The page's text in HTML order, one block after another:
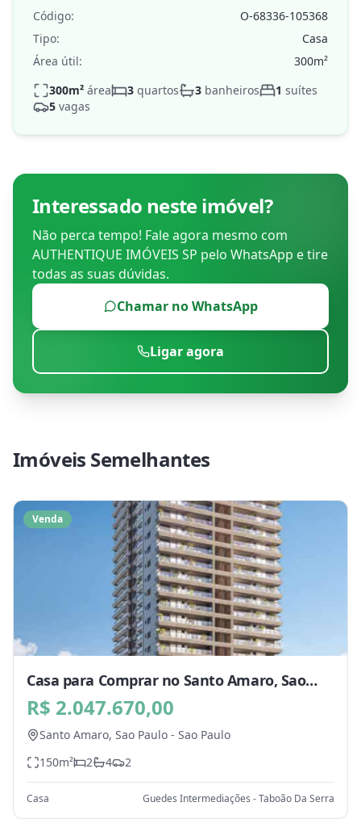
Código:
O-68336-105368
Tipo:
Casa
Área útil:
300m²
300m² área 3 quartos 3 banheiros 1 suítes
5 vagas
Interessado neste imóvel?
Não perca tempo! Fale agora mesmo com
AUTHENTIQUE IMÓVEIS SP pelo WhatsApp e tire
todas as suas dúvidas.
Chamar no WhatsApp
Ligar agora
Imóveis Semelhantes
Venda
Casa para Comprar no Santo Amaro, Sao
Paulo - SP
R$ 2.047.670,00
Santo Amaro, Sao Paulo - Sao Paulo
150m² 2 4 2
Casa Guedes Intermediações - Taboão Da Serra